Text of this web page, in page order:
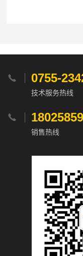
 0755-
技术服务热线

销售热线